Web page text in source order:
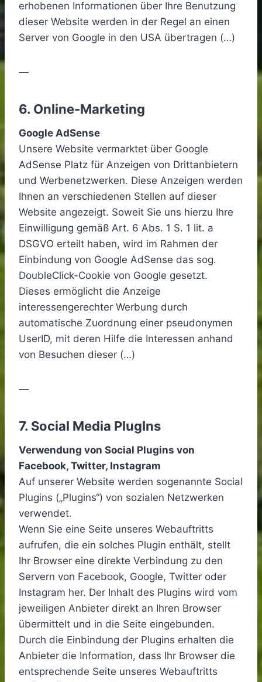
erhobenen Informationen über Ihre Benutzung
dieser Website werden in der Regel an einen
Server von Google in den USA übertragen (…)
—
6. Online-Marketing
Google AdSense
Unsere Website vermarktet über Google
AdSense Platz für Anzeigen von Drittanbietern
und Werbenetzwerken. Diese Anzeigen werden
Ihnen an verschiedenen Stellen auf dieser
Website angezeigt. Soweit Sie uns hierzu Ihre
Einwilligung gemäß Art. 6 Abs. 1 S. 1 lit. a
DSGVO erteilt haben, wird im Rahmen der
Einbindung von Google AdSense das sog.
DoubleClick-Cookie von Google gesetzt.
Dieses ermöglicht die Anzeige
interessengerechter Werbung durch
automatische Zuordnung einer pseudonymen
UserID, mit deren Hilfe die Interessen anhand
von Besuchen dieser (…)
—
7. Social Media PlugIns
Verwendung von Social Plugins von
Facebook, Twitter, Instagram
Auf unserer Website werden sogenannte Social
Plugins („Plugins“) von sozialen Netzwerken
verwendet.
Wenn Sie eine Seite unseres Webauftritts
aufrufen, die ein solches Plugin enthält, stellt
Ihr Browser eine direkte Verbindung zu den
Servern von Facebook, Google, Twitter oder
Instagram her. Der Inhalt des Plugins wird vom
jeweiligen Anbieter direkt an Ihren Browser
übermittelt und in die Seite eingebunden.
Durch die Einbindung der Plugins erhalten die
Anbieter die Information, dass Ihr Browser die
entsprechende Seite unseres Webauftritts